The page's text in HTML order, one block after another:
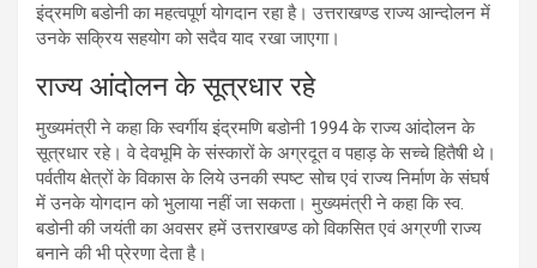
इंद्रमणि बडोनी का महत्वपूर्ण योगदान रहा है। उत्तराखण्ड राज्य आन्दोलन में
उनके सक्रिय सहयोग को सदैव याद रखा जाएगा।
राज्य आंदोलन के सूत्रधार रहे
मुख्यमंत्री ने कहा कि स्वर्गीय इंद्रमणि बडोनी 1994 के राज्य आंदोलन के
सूत्रधार रहे। वे देवभूमि के संस्कारों के अग्रदूत व पहाड़ के सच्चे हितैषी थे।
पर्वतीय क्षेत्रों के विकास के लिये उनकी स्पष्ट सोच एवं राज्य निर्माण के संघर्ष
में उनके योगदान को भुलाया नहीं जा सकता। मुख्यमंत्री ने कहा कि स्व.
बडोनी की जयंती का अवसर हमें उत्तराखण्ड को विकसित एवं अग्रणी राज्य
बनाने की भी प्रेरणा देता है।